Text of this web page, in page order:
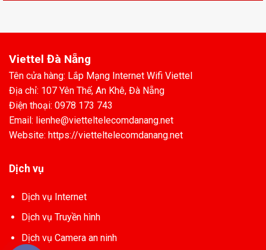
Viettel Đà Nẵng
Tên cửa hàng: Lắp Mạng Internet Wifi Viettel
Địa chỉ: 107 Yên Thế, An Khê, Đà Nẵng
Điện thoại: 0978 173 743
Email: lienhe@vietteltelecomdanang.net
Website: https://vietteltelecomdanang.net
Dịch vụ
Dịch vụ Internet
Dịch vụ Truyền hình
Dịch vụ Camera an ninh